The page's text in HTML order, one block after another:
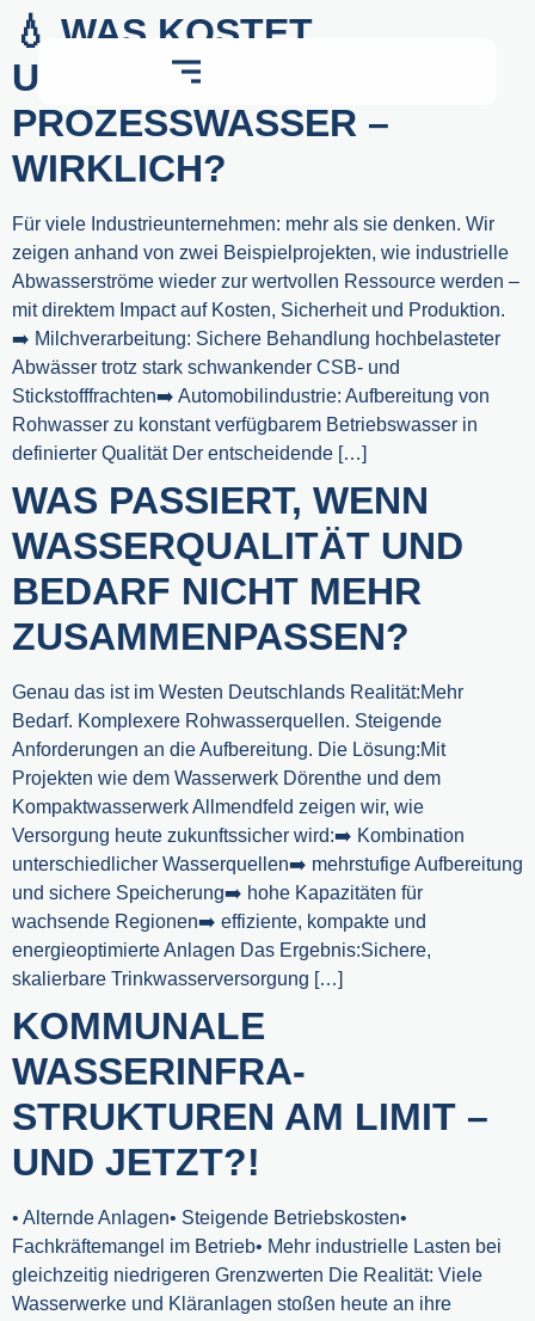
💧 WAS KOSTET
UNGENUTZTES
PROZESSWASSER –
WIRKLICH?
Für viele Industrieunternehmen: mehr als sie denken. Wir
zeigen anhand von zwei Beispielprojekten, wie industrielle
Abwasserströme wieder zur wertvollen Ressource werden –
mit direktem Impact auf Kosten, Sicherheit und Produktion.
➡️ Milchverarbeitung: Sichere Behandlung hochbelasteter
Abwässer trotz stark schwankender CSB- und
Stickstofffrachten➡️ Automobilindustrie: Aufbereitung von
Rohwasser zu konstant verfügbarem Betriebswasser in
definierter Qualität Der entscheidende […]
WAS PASSIERT, WENN
WASSERQUALITÄT UND
BEDARF NICHT MEHR
ZUSAMMENPASSEN?
Genau das ist im Westen Deutschlands Realität:Mehr
Bedarf. Komplexere Rohwasserquellen. Steigende
Anforderungen an die Aufbereitung. Die Lösung:Mit
Projekten wie dem Wasserwerk Dörenthe und dem
Kompaktwasserwerk Allmendfeld zeigen wir, wie
Versorgung heute zukunftssicher wird:➡️ Kombination
unterschiedlicher Wasserquellen➡️ mehrstufige Aufbereitung
und sichere Speicherung➡️ hohe Kapazitäten für
wachsende Regionen➡️ effiziente, kompakte und
energieoptimierte Anlagen Das Ergebnis:Sichere,
skalierbare Trinkwasserversorgung […]
KOMMUNALE
WASSERINFRA-
STRUKTUREN AM LIMIT –
UND JETZT?!
• Alternde Anlagen• Steigende Betriebskosten•
Fachkräftemangel im Betrieb• Mehr industrielle Lasten bei
gleichzeitig niedrigeren Grenzwerten Die Realität: Viele
Wasserwerke und Kläranlagen stoßen heute an ihre